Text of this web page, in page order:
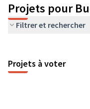
Projets pour
Filtrer et rechercher
Projets à voter